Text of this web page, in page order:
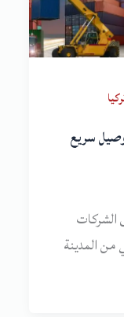
سريع
الشركات
من المدينة